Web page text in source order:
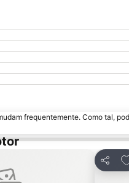
frequentemente. Como tal,
favoritos